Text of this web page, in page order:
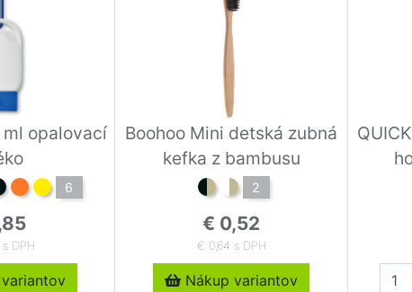
ml opalovací
6
DPH
Boohoo Mini detská zubná
kefka z bambusu
2
€ 0,52
€ 0,64 s DPH
Nákup variantov